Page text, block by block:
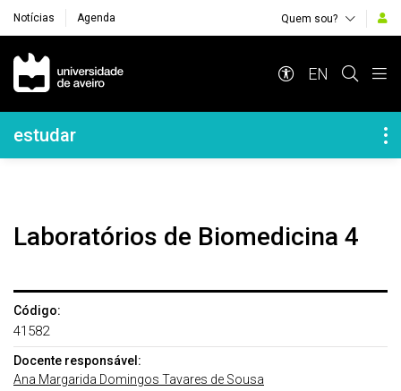
Notícias Agenda Quem sou?
Navegação Principal
EN
Navegação Lateral
estudar
Laboratórios de Biomedicina 4
Código:
41582
Docente responsável:
Ana Margarida Domingos Tavares de Sousa